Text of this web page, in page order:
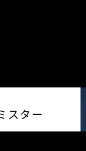
スター